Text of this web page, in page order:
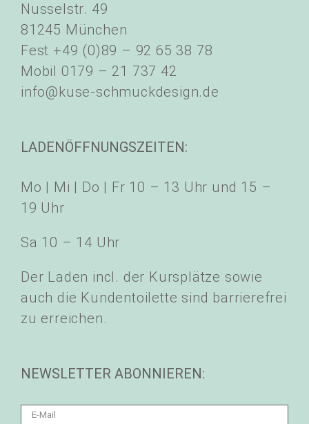
Nusselstr. 49
81245 München
Fest +49 (0)89 – 92 65 38 78
Mobil 0179 – 21 737 42
info@kuse-schmuckdesign.de
LADENÖFFNUNGSZEITEN:
Mo | Mi | Do | Fr 10 – 13 Uhr und 15 –
19 Uhr
Sa 10 – 14 Uhr
Der Laden incl. der Kursplätze sowie
auch die Kundentoilette sind barrierefrei
zu erreichen.
NEWSLETTER ABONNIEREN: